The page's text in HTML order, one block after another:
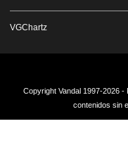
VGChartz
Copyright Vandal 1997-2026
contenidos sin